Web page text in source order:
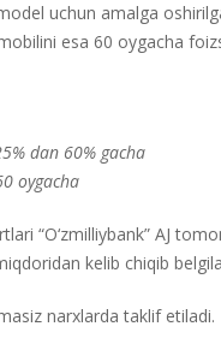
uchun amalga
esa 60 oygacha
dan 60% gacha
oygacha
“O‘zmilliybank” AJ
kelib chiqib
narxlarda taklif etiladi.